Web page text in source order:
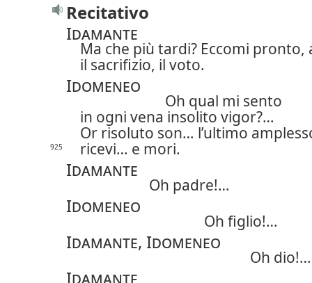
Recitativo
Idamante
Ma che più tardi? Eccomi pronto,
il sacrifizio, il voto.
Idomeneo
Oh qual mi sento
in ogni vena insolito vigor?…
Or risoluto son… l’ultimo
925 ricevi… e mori.
Idamante
Oh padre!…
Idomeneo
Oh figlio!…
Idamante, Idomeneo
Oh dio!…
Idamante